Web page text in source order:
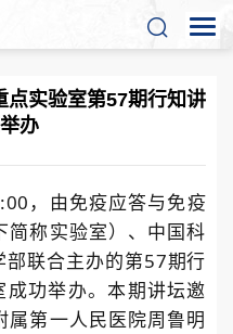
点实验室第57期行知讲
办
:00 ，
由免疫应答与免疫
称实验室）、 中国科
部联合主办的第57期行
成功举办。本期讲坛邀
第一人民医院周鲁明